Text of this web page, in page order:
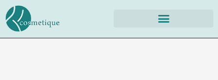
content